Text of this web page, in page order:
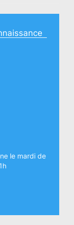
le mardi de